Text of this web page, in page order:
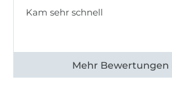
Kam sehr schnell
Alle 82968 Bewertungen